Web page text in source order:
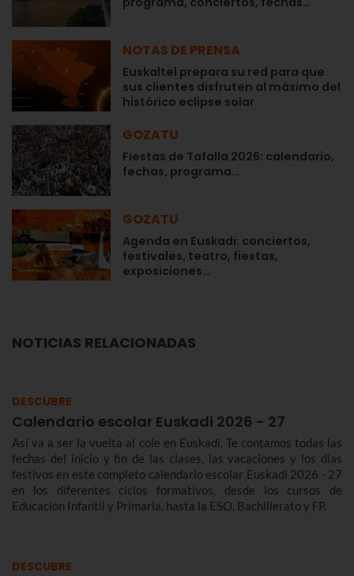
NOTAS DE PRENSA
Euskaltel prepara su red para que
sus clientes disfruten al máximo del
histórico eclipse solar
GOZATU
Fiestas de Tafalla 2026: calendario,
fechas, programa…
GOZATU
Agenda en Euskadi: conciertos,
festivales, teatro, fiestas,
exposiciones…
NOTICIAS RELACIONADAS
DESCUBRE
Calendario escolar Euskadi 2026 - 27
Así va a ser la vuelta al cole en Euskadi. Te contamos todas las
fechas del inicio y fin de las clases, las vacaciones y los días
festivos en este completo calendario escolar Euskadi 2026 - 27
en los diferentes ciclos formativos, desde los cursos de
Educación Infantil y Primaria, hasta la ESO, Bachillerato y FP.
DESCUBRE